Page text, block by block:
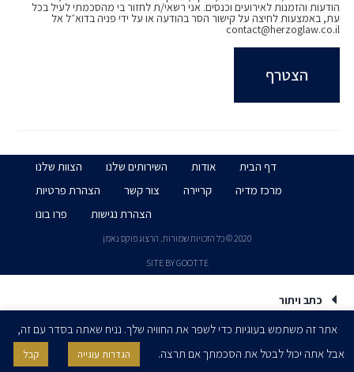
הודעות והזמנות לאירועים וכנסים. אני רשאי/ת לחזור בי מהסכמתי לעיל בכל
עת, באמצעות לחיצה על קישור הסר בהודעה או על ידי פניה בדוא״ל אל
contact@herzoglaw.co.il
דף הבית אודות השירותים שלנו
הצוות שלנו
מרכז מדיה
קריירה צור קשר
הצהרת פרטיות
הצהרת נגישות
פרו בונו
2020 © כל הזכויות שמורות. הרצוג פוקס נאמן
SITE BY GOOTTE
כתב ויתור
אתר זה משתמש בעוגיות כדי לשפר את החוויה שלך. נניח שאתה בסדר עם זה,
אבל אתה יכול לבטל את הסכמתך אם תרצה.
הגדרות עוגייה קבל